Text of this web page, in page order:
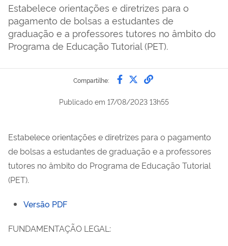
Estabelece orientações e diretrizes para o
pagamento de bolsas a estudantes de
graduação e a professores tutores no âmbito do
Programa de Educação Tutorial (PET).
Compartilhe: Compartilhe por
Compartilhe por
link para Copiar
Publicado em 17/08/2023 13h55
Estabelece orientações e diretrizes para o pagamento
de bolsas a estudantes de graduação e a professores
tutores no âmbito do Programa de Educação Tutorial
(PET).
Versão PDF
FUNDAMENTAÇÃO LEGAL: